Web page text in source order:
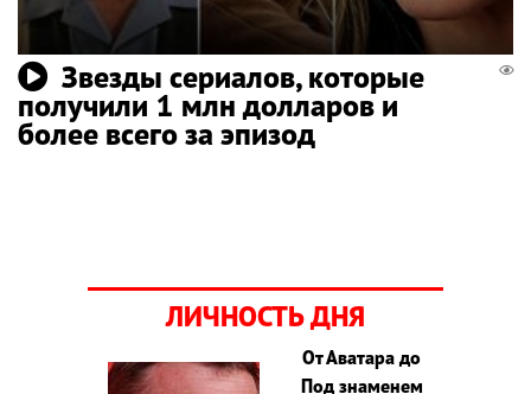
Звезды сериалов, которые
получили 1 млн долларов и
более всего за эпизод
ЛИЧНОСТЬ ДНЯ
От Аватара до
Под знаменем